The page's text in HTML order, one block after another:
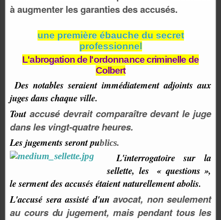
àaugmenter les garanties des accusés.
une première ébauche du secret
professionnel
L'abrogation de l'ordonnance criminelle de
Colbert
Des notables seraient immédiatement adjoints aux
jugesdans chaqueville.
Tout accusé devrait comparaître devant le juge
dans les vingt-quatre heures.
Les jugements seront publics.
L'interrogatoire sur la
sellette, les
« questions »,
le serment des accusés étaient naturellementabolis.
L'accusé sera assisté d'un avocat, non seulement
aucours du jugement, mais pendant tous les